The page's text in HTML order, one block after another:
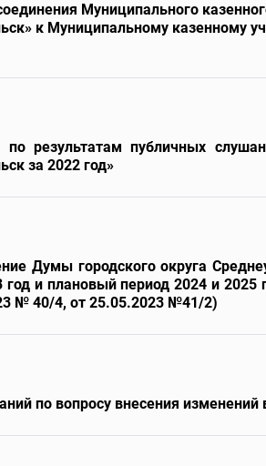
Муниципального
к Муниципальному
по результатам публичных
за 2022 год»
Думы городского округа
год и плановый период 2024 и
№ 40/4, от 25.05.2023 №41/2)
по вопросу внесения изменений